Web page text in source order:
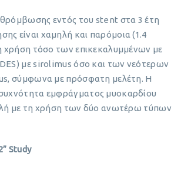
εντός του stent στα 3 έτη
είναι χαμηλή και παρόμοια (1.4
χρήση τόσο των επικεκαλυμμένων με
με sirolimus όσο και των νεότερων
σύμφωνα με πρόσφατη μελέτη. Η
εμφράγματος μυοκαρδίου
με τη χρήση των δύο ανωτέρω τύπων
Study